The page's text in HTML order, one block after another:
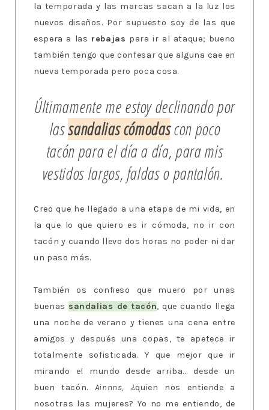
la temporada y las marcas sacan a la luz los
nuevos diseños. Por supuesto soy de las que
espera a las rebajas para ir al ataque; bueno
también tengo que confesar que alguna cae en
nueva temporada pero poca cosa.
Últimamente me estoy declinando por
lassandalias cómodascon poco
tacón para el día a día, para mis
vestidos largos, faldas o pantalón.
Creo que he llegado a una etapa de mi vida, en
la que lo que quiero es ir cómoda, no ir con
tacón y cuando llevo dos horas no poder ni dar
un paso más.
También os confieso que muero por unas
buenas sandalias de tacón, que cuando llega
una noche de verano y tienes una cena entre
amigos y después una copas, te apetece ir
totalmente sofisticada. Y que mejor que ir
mirando el mundo desde arriba... desde un
buen tacón. Ainnns, ¿quien nos entiende a
nosotras las mujeres? Yo no me entiendo, de